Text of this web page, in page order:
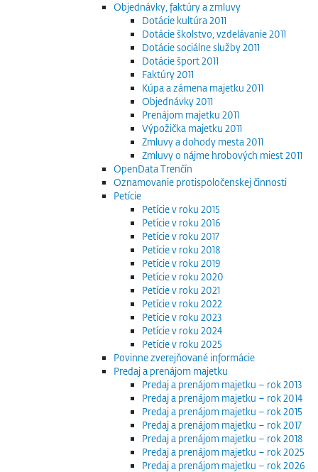
Objednávky, faktúry a zmluvy
Dotácie kultúra 2011
Dotácie školstvo, vzdelávanie 2011
Dotácie sociálne služby 2011
Dotácie šport 2011
Faktúry 2011
Kúpa a zámena majetku 2011
Objednávky 2011
Prenájom majetku 2011
Výpožička majetku 2011
Zmluvy a dohody mesta 2011
Zmluvy o nájme hrobových miest 2011
OpenData Trenčín
Oznamovanie protispoločenskej činnosti
Petície
Petície v roku 2015
Petície v roku 2016
Petície v roku 2017
Petície v roku 2018
Petície v roku 2019
Petície v roku 2020
Petície v roku 2021
Petície v roku 2022
Petície v roku 2023
Petície v roku 2024
Petície v roku 2025
Povinne zverejňované informácie
Predaj a prenájom majetku
Predaj a prenájom majetku – rok 2013
Predaj a prenájom majetku – rok 2014
Predaj a prenájom majetku – rok 2015
Predaj a prenájom majetku – rok 2017
Predaj a prenájom majetku – rok 2018
Predaj a prenájom majetku – rok 2025
Predaj a prenájom majetku – rok 2026